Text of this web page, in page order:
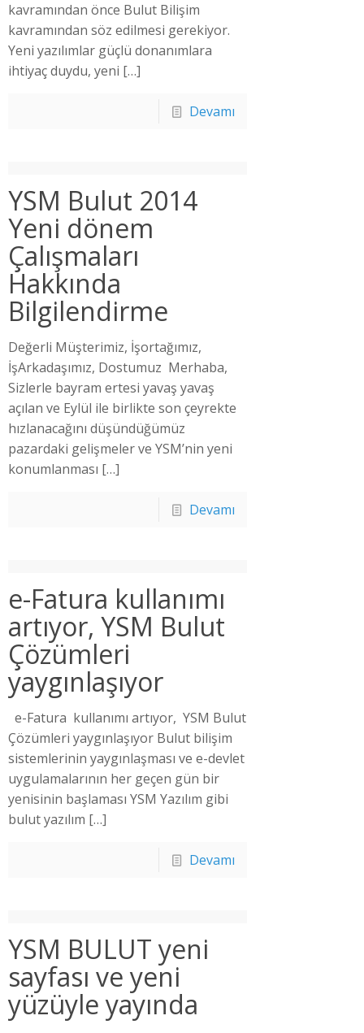
kavramından önce Bulut Bilişim
kavramından söz edilmesi gerekiyor.
Yeni yazılımlar güçlü donanımlara
ihtiyaç duydu, yeni […]
Devamı
YSM Bulut 2014
Yeni dönem
Çalışmaları
Hakkında
Bilgilendirme
Değerli Müşterimiz, İşortağımız,
İşArkadaşımız, Dostumuz Merhaba,
Sizlerle bayram ertesi yavaş yavaş
açılan ve Eylül ile birlikte son çeyrekte
hızlanacağını düşündüğümüz
pazardaki gelişmeler ve YSM’nin yeni
konumlanması […]
Devamı
e-Fatura kullanımı
artıyor, YSM Bulut
Çözümleri
yaygınlaşıyor
e-Fatura kullanımı artıyor, YSM Bulut
Çözümleri yaygınlaşıyor Bulut bilişim
sistemlerinin yaygınlaşması ve e-devlet
uygulamalarının her geçen gün bir
yenisinin başlaması YSM Yazılım gibi
bulut yazılım […]
Devamı
YSM BULUT yeni
sayfası ve yeni
yüzüyle yayında